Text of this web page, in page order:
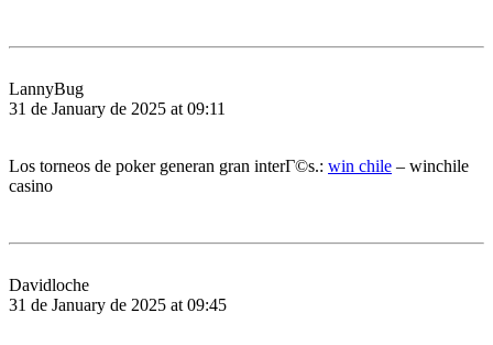
LannyBug
31 de January de 2025 at 09:11
Los torneos de poker generan gran interГ©s.: win chile – winchile
casino
Davidloche
31 de January de 2025 at 09:45